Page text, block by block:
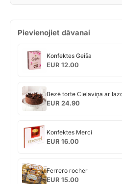
Pievienojiet dāvanai
Konfektes
Geiša
Konfektes Geiša
EUR 12.00
Bezē
torte
Cielaviņa
lazdu
riekstiem
Bezē torte Cielaviņa ar
EUR 24.90
Konfektes
Merci
Konfektes Merci
EUR 16.00
Ferrero
rocher
Ferrero rocher
EUR 15.00